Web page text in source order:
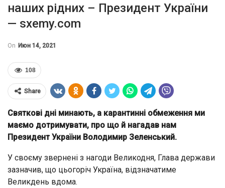
наших рідних – Президент України
— sxemy.com
On Июн 14, 2021
108
Share
Святкові дні минають, а карантинні обмеження ми
маємо дотримувати, про що й нагадав нам
Президент України Володимир Зеленський.
У своєму звернені з нагоди Великодня, Глава держави
зазначив, що цьогоріч Україна, відзначатиме
Великдень вдома.